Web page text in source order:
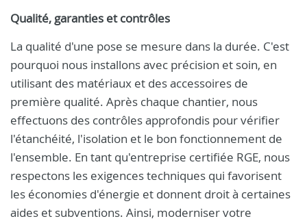
Qualité, garanties et contrôles
La qualité d'une pose se mesure dans la durée. C'est
pourquoi nous installons avec précision et soin, en
utilisant des matériaux et des accessoires de
première qualité. Après chaque chantier, nous
effectuons des contrôles approfondis pour vérifier
l'étanchéité, l'isolation et le bon fonctionnement de
l'ensemble. En tant qu'entreprise certifiée RGE, nous
respectons les exigences techniques qui favorisent
les économies d'énergie et donnent droit à certaines
aides et subventions. Ainsi, moderniser votre